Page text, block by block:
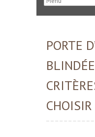
PORTE
CHOISIR